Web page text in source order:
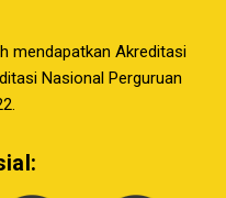
mendapatkan Akreditasi
Nasional Perguruan